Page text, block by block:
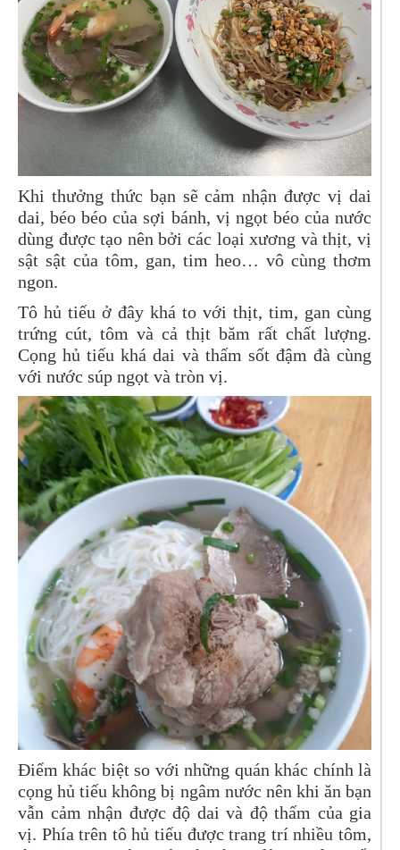
Khi thưởng thức bạn sẽ cảm nhận được vị dai
dai, béo béo của sợi bánh, vị ngọt béo của nước
dùng được tạo nên bởi các loại xương và thịt, vị
sật sật của tôm, gan, tim heo… vô cùng thơm
ngon.
Tô hủ tiếu ở đây khá to với thịt, tim, gan cùng
trứng cút, tôm và cả thịt băm rất chất lượng.
Cọng hủ tiếu khá dai và thấm sốt đậm đà cùng
với nước súp ngọt và tròn vị.
Điểm khác biệt so với những quán khác chính là
cọng hủ tiếu không bị ngâm nước nên khi ăn bạn
vẫn cảm nhận được độ dai và độ thấm của gia
vị. Phía trên tô hủ tiếu được trang trí nhiều tôm,